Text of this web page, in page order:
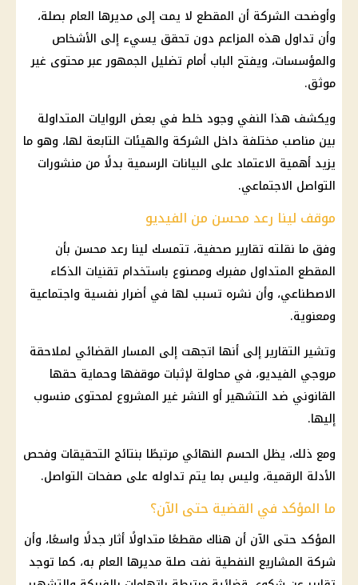
وأوضحت الشركة أن المقطع لا يمت إلى مديرها العام بصلة،
وأن تداول هذه المزاعم دون تحقق يسيء إلى الأشخاص
والمؤسسات، ويفتح الباب أمام تضليل الجمهور عبر محتوى غير
موثق.
ويكشف هذا النفي وجود خلط في بعض الروايات المتداولة
بين مناصب مختلفة داخل الشركة والهيئات التابعة لها، وهو ما
يزيد أهمية الاعتماد على البيانات الرسمية بدلًا من منشورات
التواصل الاجتماعي.
موقف لينا رعد محسن من الفيديو
وفق ما نقلته تقارير صحفية، تتمسك لينا رعد محسن بأن
المقطع المتداول مفبرك ومصنوع باستخدام تقنيات الذكاء
الاصطناعي، وأن نشره تسبب لها في أضرار نفسية واجتماعية
ومعنوية.
وتشير التقارير إلى أنها اتجهت إلى المسار القضائي لملاحقة
مروجي الفيديو، في محاولة لإثبات موقفها وحماية حقها
القانوني ضد التشهير أو النشر غير المشروع لمحتوى منسوب
إليها.
ومع ذلك، يظل الحسم النهائي مرتبطًا بنتائج التحقيقات وفحص
الأدلة الرقمية، وليس بما يتم تداوله على صفحات التواصل.
ما المؤكد في القضية حتى الآن؟
المؤكد حتى الآن أن هناك مقطعًا متداولًا أثار جدلًا واسعًا، وأن
شركة المشاريع النفطية نفت صلة مديرها العام به، كما توجد